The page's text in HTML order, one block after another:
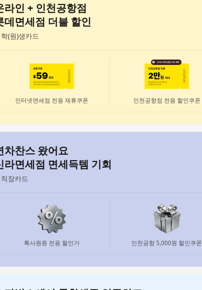
라인 + 인천공항점
데면세점 더블 할인
(원)생카드
인터넷면세점 전용 제휴쿠폰 인천공항점 전용 할인쿠폰
차찬스 왔어요
라면세점 면세득템 기회
장카드
톡사원증 전용 할인가 인천공항 5,000원 할인쿠폰